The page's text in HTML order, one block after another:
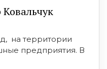
на территории
предприятия. В